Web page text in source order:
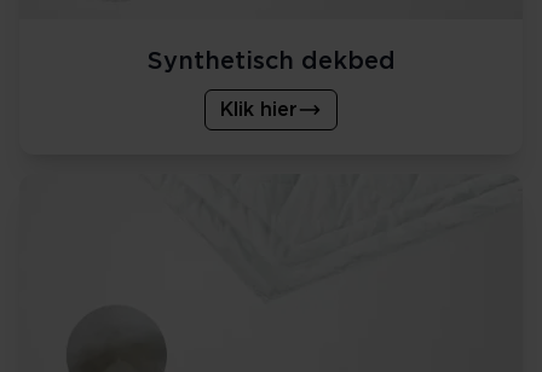
Synthetisch dekbed
Klik hier